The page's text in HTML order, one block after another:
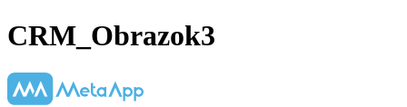
CRM_Obrazok3